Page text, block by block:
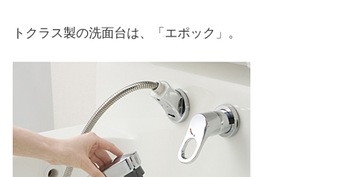
トクラス製の洗面台は、「エポック」。